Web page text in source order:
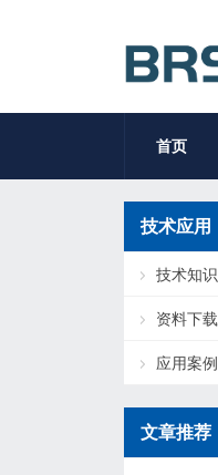
首页
技术应用
技术知识
资料下载
应用案例
文章推荐